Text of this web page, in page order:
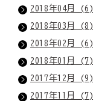
2018年04月 (6)
2018年03月 (8)
2018年02月 (6)
2018年01月 (7)
2017年12月 (9)
2017年11月 (7)